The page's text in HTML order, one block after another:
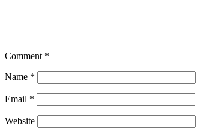
Comment *
Name *
Email *
Website